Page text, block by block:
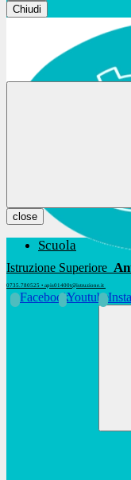
Chiudi
Istruzione Superiore
0735.780525 • apis01400t@istruzione.it
FacebookYoutube
close
Scuola